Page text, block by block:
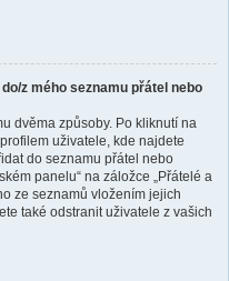
z mého seznamu přátel nebo
dvěma způsoby. Po kliknutí na
uživatele, kde najdete
do seznamu přátel nebo
panelu“ na záložce „Přátelé a
ze seznamů vložením jejich
také odstranit uživatele z vašich